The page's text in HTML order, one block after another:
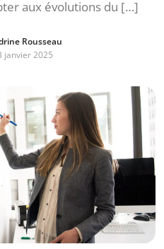
aux évolutions du […]
Rousseau
janvier 2025